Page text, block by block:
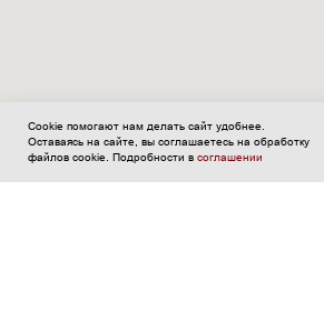
Главная Каталог
Beauty
Салон
Партнёрство
Cookie помогают нам делать сайт удобнее.
Оставаясь на сайте, вы соглашаетесь на обработку
файлов cookie. Подробности в соглашении